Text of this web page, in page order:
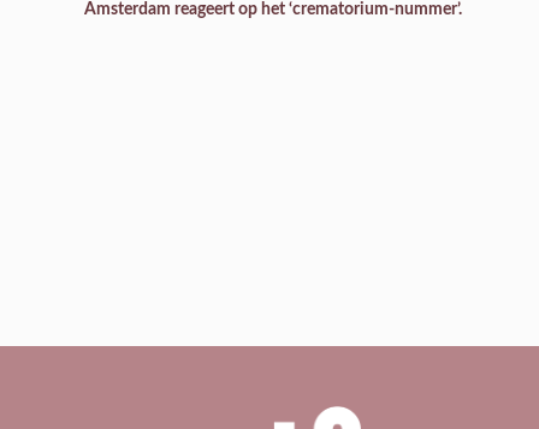
Amsterdam reageert op het ‘crematorium-nummer’.